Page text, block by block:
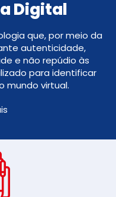
Digital
que, por meio da
autenticidade,
e não repúdio às
para identificar
mundo virtual.